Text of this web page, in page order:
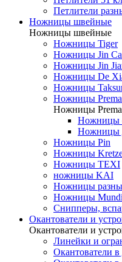
Петлители
Ножницы швейные
Ножницы швейные
Ножницы Tiger
Ножницы Jin
Ножницы Jin
Ножницы De
Ножницы
Ножницы
Ножницы
Ножницы
Ножницы
Ножницы Pin
Ножницы
Ножницы TEXI
ножницы KAI
Ножницы
Ножницы
Снипперы,
Окантователи и
Окантователи и
Линейки и
Окантователи